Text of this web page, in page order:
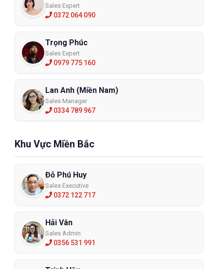
Áo mưa bộ 2 lớp cao cấp RB88
XEM CHI TIẾT
Sales Expert
0372 064 090
Trọng Phúc
Sales Expert
0979 775 160
Lan Anh (Miền Nam)
Sales Manager
0334 789 967
Khu Vực Miền Bắc
Đỗ Phú Huy
Sales Executive
0372 122 717
Hải Vân
Sales Admin
0356 531 991